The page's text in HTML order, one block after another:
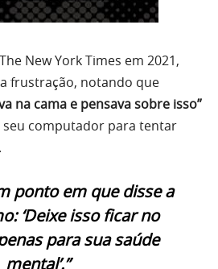
New York Times em 2021,
frustração, notando que
na cama e pensava sobre isso”
computador para tentar
ponto em que disse a
‘Deixe isso ficar no
para sua saúde
mental’.”